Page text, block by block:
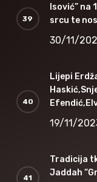
Isović” na
srcu te
30/11/
Lijepi
19/11/
Tradicija
Jaddah